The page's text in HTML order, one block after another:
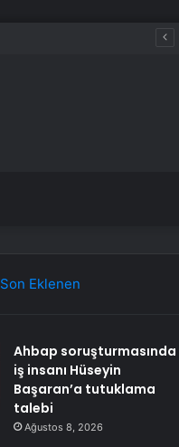
Son Eklenen
Ahbap soruşturmasında
iş insanı Hüseyin
Başaran’a tutuklama
talebi
Ağustos 8, 2026